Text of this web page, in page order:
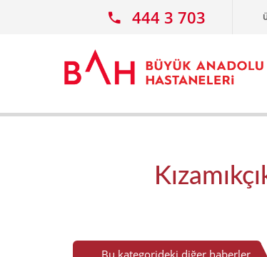
444 3 703
Bu kategorideki diğer haberler